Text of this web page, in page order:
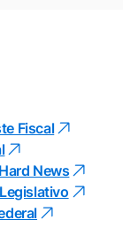
Fiscal
Hard News